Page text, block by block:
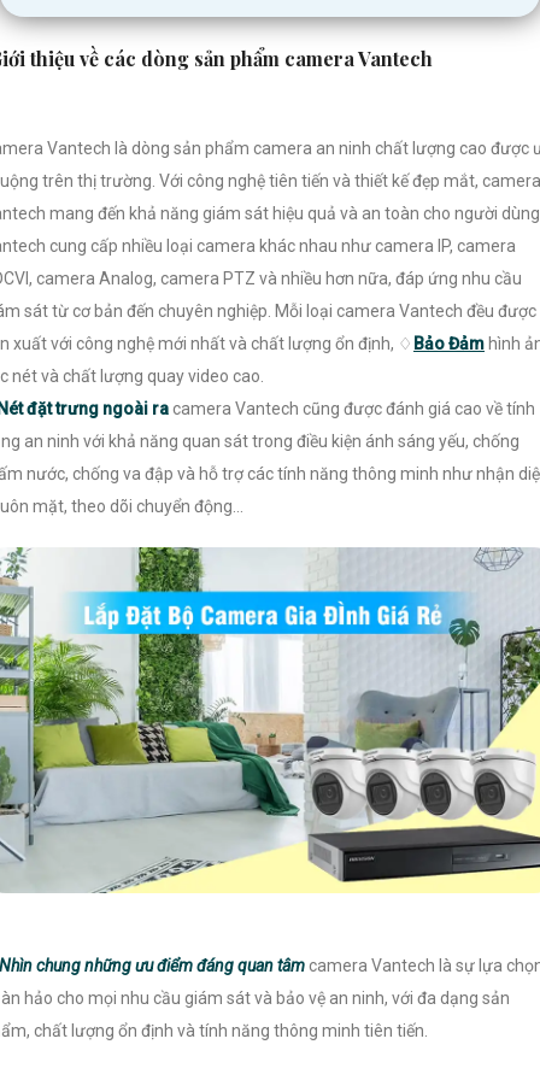
thiệu về các dòng sản phẩm camera Vantech
Vantech là dòng sản phẩm camera an ninh chất lượng cao được
trên thị trường. Với công nghệ tiên tiến và thiết kế đẹp mắt, camera
mang đến khả năng giám sát hiệu quả và an toàn cho người
cung cấp nhiều loại camera khác nhau như camera IP, camera
camera Analog, camera PTZ và nhiều hơn nữa, đáp ứng nhu cầu
sát từ cơ bản đến chuyên nghiệp. Mỗi loại camera Vantech đều được
xuất với công nghệ mới nhất và chất lượng ổn định, ♢ Bảo Đảm hình
nét và chất lượng quay video cao.
đặt trưng ngoài racamera Vantech cũng được đánh giá cao về tính
an ninh với khả năng quan sát trong điều kiện ánh sáng yếu, chống
nước, chống va đập và hỗ trợ các tính năng thông minh như nhận
mặt, theo dõi chuyển động...
Nhìn chung những ưu điểm đáng quan tâmcamera Vantech là sự lựa
hảo cho mọi nhu cầu giám sát và bảo vệ an ninh, với đa dạng sản
chất lượng ổn định và tính năng thông minh tiên tiến.